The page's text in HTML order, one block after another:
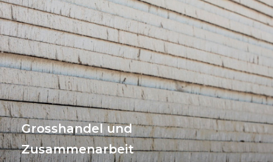
Grosshandel und
Zusammenarbeit